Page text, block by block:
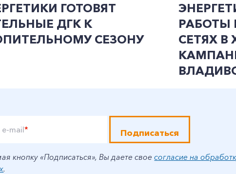
ГОТОВЯТ
ДГК К
СЕЗОНУ
РАБОТЫ
СЕТЯХ
mail* Подписаться
кнопку «Подписаться», Вы даете своесогласие на
.